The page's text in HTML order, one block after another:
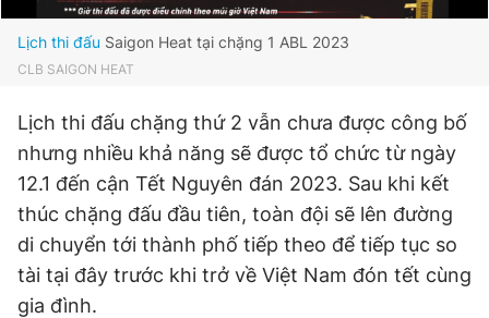
Lịch thi đấu Saigon Heat tại chặng 1 ABL 2023
CLB SAIGON HEAT
Lịch thi đấu chặng thứ 2 vẫn chưa được công bố
nhưng nhiều khả năng sẽ được tổ chức từ ngày
12.1 đến cận Tết Nguyên đán 2023. Sau khi kết
thúc chặng đấu đầu tiên, toàn đội sẽ lên đường
di chuyển tới thành phố tiếp theo để tiếp tục so
tài tại đây trước khi trở về Việt Nam đón tết cùng
gia đình.